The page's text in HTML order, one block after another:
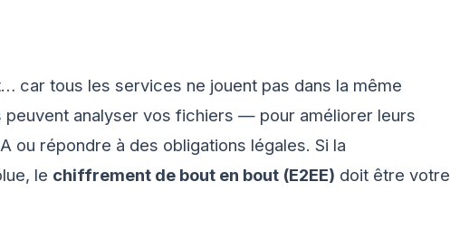
car tous les services ne jouent pas dans la même
analyser vos fichiers — pour améliorer leurs
ou répondre à des obligations légales. Si la
le chiffrement de bout en bout (E2EE) doit être votre